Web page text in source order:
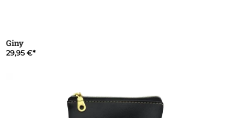
Giny
29,95 €